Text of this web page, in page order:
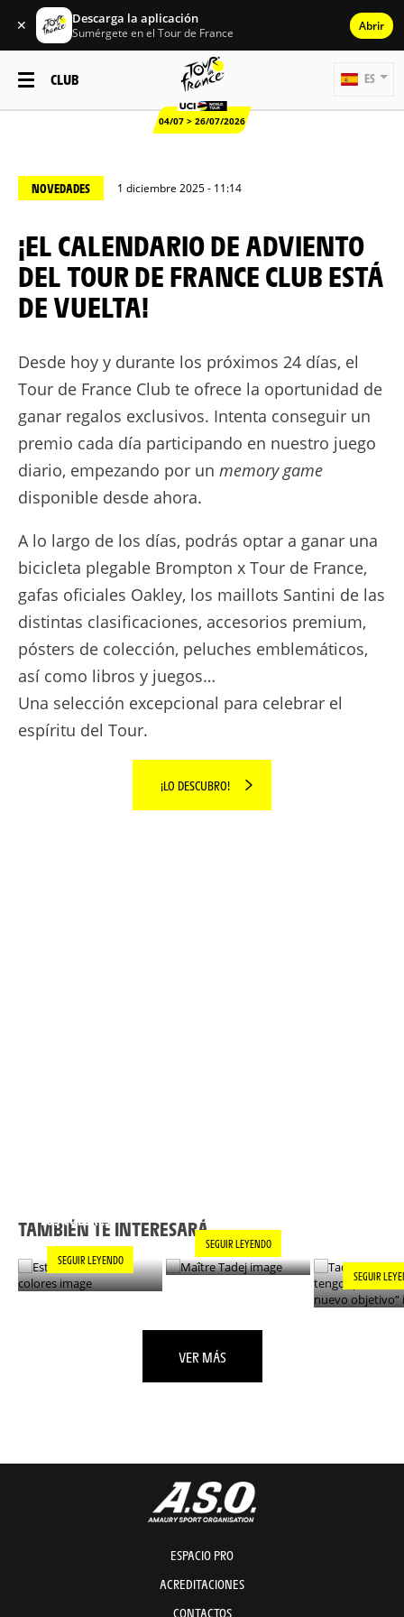
✕ Descarga la aplicación
Sumérgete en el Tour de France Abrir
CLUB
04/07 > 26/07/2026
ES
NOVEDADES 1 diciembre 2025 - 11:14
¡EL CALENDARIO DE ADVIENTO
DEL TOUR DE FRANCE CLUB ESTÁ
DE VUELTA!
Desde hoy y durante los próximos 24 días, el
Tour de France Club te ofrece la oportunidad de
ganar regalos exclusivos. Intenta conseguir un
premio cada día participando en nuestro juego
diario, empezando por un memory game
disponible desde ahora.
A lo largo de los días, podrás optar a ganar una
bicicleta plegable Brompton x Tour de France,
gafas oficiales Oakley, los maillots Santini de las
distintas clasificaciones, accesorios premium,
pósters de colección, peluches emblemáticos,
así como libros y juegos…
Una selección excepcional para celebrar el
espíritu del Tour.
¡LO DESCUBRO!
TAMBIÉN TE INTERESARÁ...
LOS COLORES
SEGUIR LEYENDO
SEGUIR LEYENDO
SEGUIR
VER MÁS
ESPACIO PRO
ACREDITACIONES
CONTACTOS